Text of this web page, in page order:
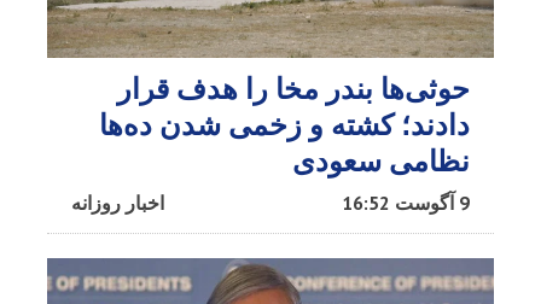
حوثی‌ها بندر مخا را هدف قرار
دادند؛ کشته و زخمی شدن ده‌ها
نظامی سعودی
اخبار روزانه 9 آگوست 16:52